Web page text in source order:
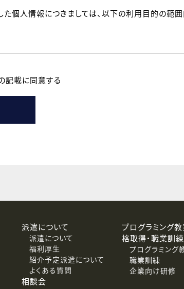
た個人情報につきましては、以下の利用目的の範
場合があります。
除、利用の停止、消去および第三者への提供停止
記載に同意する
派遣について
派遣について
福利厚生
紹介予定派遣について
よくある質問
相談会
プログラミング
格取得・職業訓
プログラミング
職業訓練
企業向け研修